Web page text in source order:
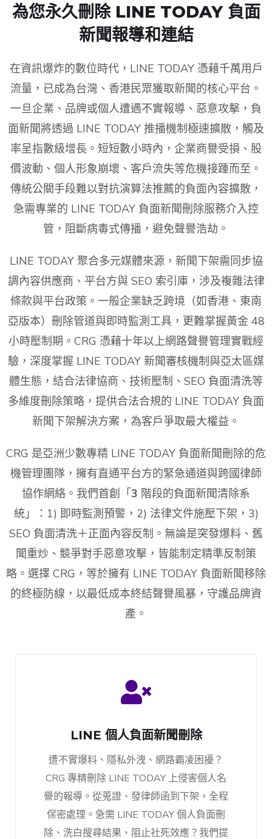
為您永久刪除 LINE TODAY 負面
新聞報導和連結
在資訊爆炸的數位時代，LINE TODAY 憑藉千萬用戶
流量，已成為台灣、香港民眾獲取新聞的核心平台。
一旦企業、品牌或個人遭遇不實報導、惡意攻擊，負
面新聞將透過 LINE TODAY 推播機制極速擴散，觸及
率呈指數級增長。短短數小時內，企業商譽受損、股
價波動、個人形象崩壞、客戶流失等危機接踵而至。
傳統公關手段難以對抗演算法推薦的負面內容擴散，
急需專業的 LINE TODAY 負面新聞刪除服務介入控
管，阻斷病毒式傳播，避免聲譽浩劫。
LINE TODAY 聚合多元媒體來源，新聞下架需同步協
調內容供應商、平台方與 SEO 索引庫，涉及複雜法律
條款與平台政策。一般企業缺乏跨境（如香港、東南
亞版本）刪除管道與即時監測工具，更難掌握黃金 48
小時壓制期。CRG 憑藉十年以上網路聲譽管理實戰經
驗，深度掌握 LINE TODAY 新聞審核機制與亞太區媒
體生態，結合法律協商、技術壓制、SEO 負面清洗等
多維度刪除策略，提供合法合規的 LINE TODAY 負面
新聞下架解決方案，為客戶爭取最大權益。
CRG 是亞洲少數專精 LINE TODAY 負面新聞刪除的危
機管理團隊，擁有直通平台方的緊急通道與跨國律師
協作網絡。我們首創「3 階段的負面新聞清除系
統」：1) 即時監測預警，2) 法律文件施壓下架，3)
SEO 負面清洗＋正面內容反制。無論是突發爆料、舊
聞重炒、競爭對手惡意攻擊，皆能制定精準反制策
略。選擇 CRG，等於擁有 LINE TODAY 負面新聞移除
的終極防線，以最低成本終結聲譽風暴，守護品牌資
產。
LINE 個人負面新聞刪除
遭不實爆料、隱私外洩、網路霸凌困擾？
CRG 專精刪除 LINE TODAY 上侵害個人名
譽的報導。從蒐證、發律師函到下架，全程
保密處理。急需 LINE TODAY 個人負面刪
除、洗白搜尋結果、阻止社死效應？我們提